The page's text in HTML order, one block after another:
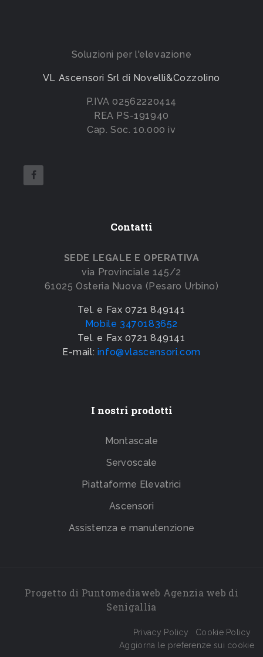
Soluzioni per l'elevazione
VL Ascensori Srl di Novelli&Cozzolino
P.IVA 02562220414
REA PS-191940
Cap. Soc. 10.000 iv
Contatti
SEDE LEGALE E OPERATIVA
via Provinciale 145/2
61025 Osteria Nuova (Pesaro Urbino)
Tel. e Fax 0721 849141
Mobile 3470183652
Tel. e Fax 0721 849141
E-mail: info@vlascensori.com
I nostri prodotti
Montascale
Servoscale
Piattaforme Elevatrici
Ascensori
Assistenza e manutenzione
Progetto di Puntomediaweb Agenzia web di
Senigallia
Privacy Policy
Cookie Policy
Aggiorna le preferenze sui cookie